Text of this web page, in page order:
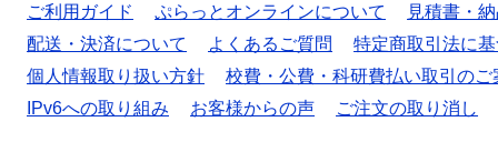
ご利用ガイド
ぷらっとオンラインについて
見積書・
配送・決済について
よくあるご質問
特定商取引法に
個人情報取り扱い方針
校費・公費・科研費払い取引のご
IPv6への取り組み
お客様からの声 ご注文の取り消し